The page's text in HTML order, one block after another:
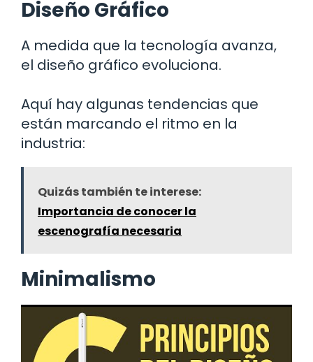
Diseño Gráfico
A medida que la tecnología avanza,
el diseño gráfico evoluciona.
Aquí hay algunas tendencias que
están marcando el ritmo en la
industria:
Quizás también te interese:
Importancia de conocer la
escenografía necesaria
Minimalismo